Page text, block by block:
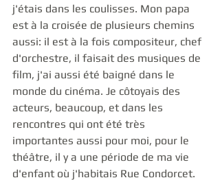
j'étais dans les coulisses. Mon papa
est à la croisée de plusieurs chemins
aussi: il est à la fois compositeur, chef
d'orchestre, il faisait des musiques de
film, j'ai aussi été baigné dans le
monde du cinéma. Je côtoyais des
acteurs, beaucoup, et dans les
rencontres qui ont été très
importantes aussi pour moi, pour le
théâtre, il y a une période de ma vie
d'enfant où j'habitais Rue Condorcet.